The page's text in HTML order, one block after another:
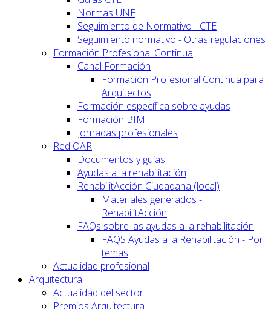
Normas UNE
Seguimiento de Normativo - CTE
Seguimiento normativo - Otras regulaciones
Formación Profesional Continua
Canal Formación
Formación Profesional Continua para
Arquitectos
Formación específica sobre ayudas
Formación BIM
Jornadas profesionales
Red OAR
Documentos y guías
Ayudas a la rehabilitación
RehabilitAcción Ciudadana (local)
Materiales generados -
RehabilitAcción
FAQs sobre las ayudas a la rehabilitación
FAQS Ayudas a la Rehabilitación - Por
temas
Actualidad profesional
Arquitectura
Actualidad del sector
Premios Arquitectura